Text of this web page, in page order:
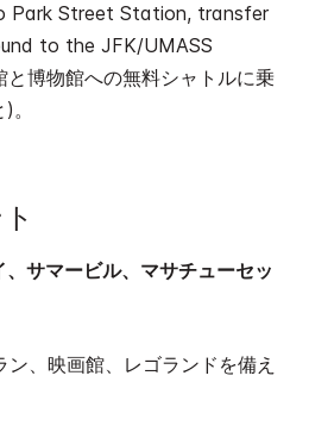
Park Street Station, transfer
to the JFK/UMASS
博物館への無料シャトルに乗
サマービル、マサチューセッ
、映画館、レゴランドを備え